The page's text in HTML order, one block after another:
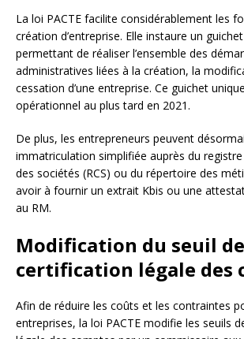
La loi PACTE facilite considérablement les
création d’entreprise. Elle instaure un
permettant de réaliser l’ensemble des
administratives liées à la création, la
cessation d’une entreprise. Ce guichet
opérationnel au plus tard en 2021.
De plus, les entrepreneurs peuvent
immatriculation simplifiée auprès du
des sociétés (RCS) ou du répertoire des
avoir à fournir un extrait Kbis ou une
au RM.
Modification du seuil de
certification légale des
Afin de réduire les coûts et les contraintes
entreprises, la loi PACTE modifie les seuils